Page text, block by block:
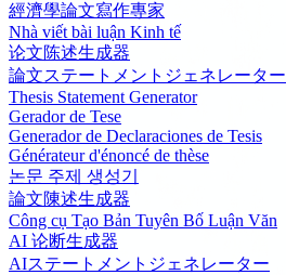
經濟學論文寫作專家
Nhà viết bài luận Kinh tế
论文陈述生成器
論文ステートメントジェネレーター
Thesis Statement Generator
Gerador de Tese
Generador de Declaraciones de Tesis
Générateur d'énoncé de thèse
논문 주제 생성기
論文陳述生成器
Công cụ Tạo Bản Tuyên Bố Luận Văn
AI 论断生成器
AIステートメントジェネレーター